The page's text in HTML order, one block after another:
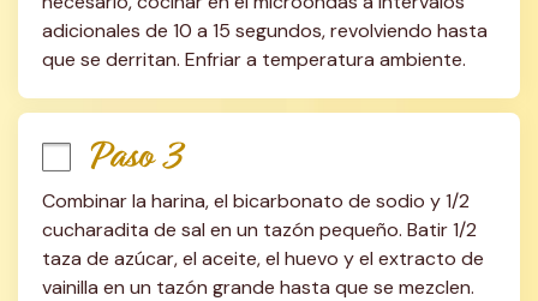
adicionales de 10 a 15 segundos, revolviendo hasta
que se derritan. Enfriar a temperatura ambiente.
Paso 3
Combinar la harina, el bicarbonato de sodio y 1/2
cucharadita de sal en un tazón pequeño. Batir 1/2
taza de azúcar, el aceite, el huevo y el extracto de
vainilla en un tazón grande hasta que se mezclen.